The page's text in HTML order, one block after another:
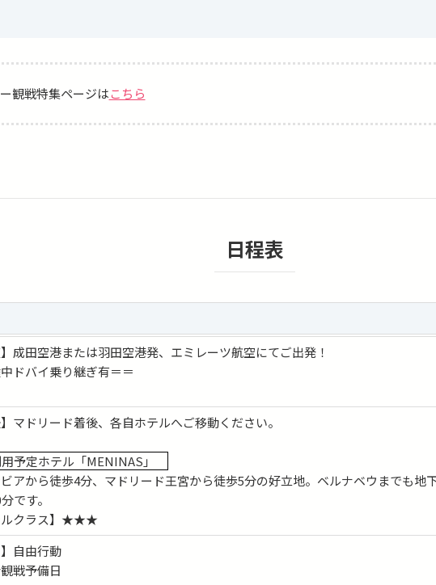
) 出発 → 2026/09/13 (日) vs ラージョ・バジェカーノ
) 出発 → 2026/10/11 (日) vs ビジャレアル
) 出発 → 2027/01/24 (日) vs レアル・ベティス
) 出発 → 2027/02/28 (日) vs バレンシア
) 出発 → 2027/03/14 (日) vs エスパニョール
) 出発 → 2027/04/04 (日) vs アトレティコ・マドリード
) 出発 → 2027/04/21 (水) vs エルチェ
) 出発 → 2027/05/09 (日) vs FCバルセロナ
) 出発 → 2027/05/16 (日) vs ラシン・サンタンデール
) 出発 → 2027/05/30 (日) vs デポルティーボ・ラ・コルーニャ
ーム「サンチャゴ・ベルナベウ」予定
告なく変更になる場合がございます
観戦特集ページはこちら
日程表
】成田空港または羽田空港発、エミレーツ航空にてご出発！
ドバイ乗り継ぎ有＝＝
】マドリード着後、各自ホテルへご移動ください。
予定ホテル「MENINAS」
アから徒歩4分、マドリード王宮から徒歩5分の好立地。ベルナベウまでも地
です。
ルクラス】★★★
】自由行動
戦予備日